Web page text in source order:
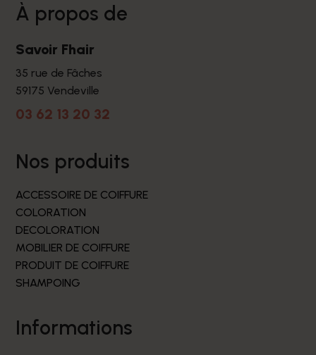
à propos de
Savoir Fhair
35 rue de Fâches
59175 Vendeville
03 62 13 20 32
nos produits
ACCESSOIRE DE COIFFURE
COLORATION
DECOLORATION
MOBILIER DE COIFFURE
PRODUIT DE COIFFURE
SHAMPOING
informations